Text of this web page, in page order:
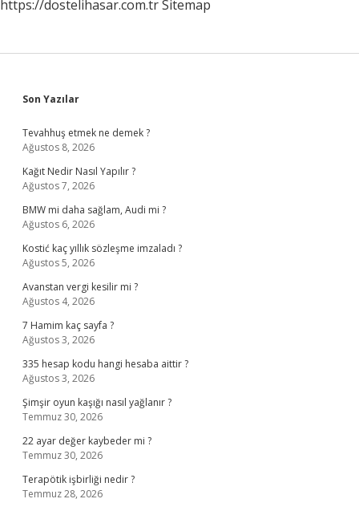
https://dostelihasar.com.trSitemap
Sidebar
Son Yazılar
Tevahhuş etmek ne demek ?
Ağustos 8, 2026
Kağıt Nedir Nasıl Yapılır ?
Ağustos 7, 2026
BMW mi daha sağlam, Audi mi ?
Ağustos 6, 2026
Kostić kaç yıllık sözleşme imzaladı ?
Ağustos 5, 2026
Avanstan vergi kesilir mi ?
Ağustos 4, 2026
7 Hamim kaç sayfa ?
Ağustos 3, 2026
335 hesap kodu hangi hesaba aittir ?
Ağustos 3, 2026
Şimşir oyun kaşığı nasıl yağlanır ?
Temmuz 30, 2026
22 ayar değer kaybeder mi ?
Temmuz 30, 2026
Terapötik işbirliği nedir ?
Temmuz 28, 2026